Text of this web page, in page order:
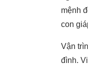
mệnh
con
Vận
đình.